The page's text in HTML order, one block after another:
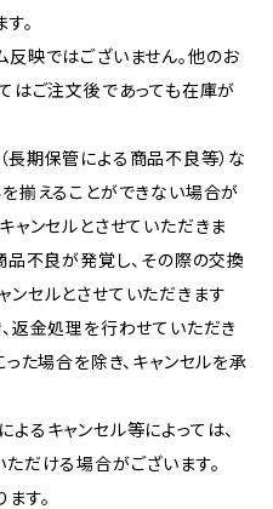
。
映ではございません。他のお
はご注文後であっても在庫が
期保管による商品不良等）な
揃えることができない場合が
ャンセルとさせていただきま
品不良が発覚し、その際の交換
セルとさせていただきます
返金処理を行わせていただき
った場合を除き、キャンセルを承
るキャンセル等によっては、
だける場合がございます。
す。